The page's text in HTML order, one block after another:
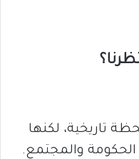
تاريخية، لكنها
الحكومة والمجتمع.